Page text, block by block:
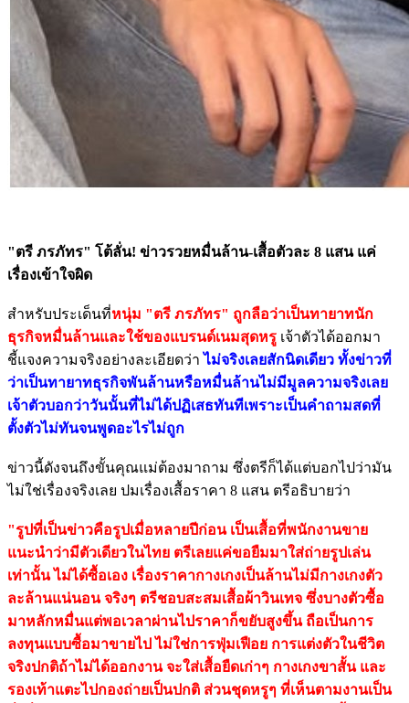
"ตรี ภรภัทร" โต้ลั่น! ข่าวรวยหมื่นล้าน-เสื้อตัวละ 8 แสน แค่
เรื่องเข้าใจผิด
สำหรับประเด็นที่หนุ่ม "ตรี ภรภัทร" ถูกลือว่าเป็นทายาทนัก
ธุรกิจหมื่นล้านและใช้ของแบรนด์เนมสุดหรู เจ้าตัวได้ออกมา
ชี้แจงความจริงอย่างละเอียดว่า ไม่จริงเลยสักนิดเดียว ทั้งข่าวที่
ว่าเป็นทายาทธุรกิจพันล้านหรือหมื่นล้านไม่มีมูลความจริงเลย
เจ้าตัวบอกว่าวันนั้นที่ไม่ได้ปฏิเสธทันทีเพราะเป็นคำถามสดที่
ตั้งตัวไม่ทันจนพูดอะไรไม่ถูก
ข่าวนี้ดังจนถึงขั้นคุณแม่ต้องมาถาม ซึ่งตรีก็ได้แต่บอกไปว่ามัน
ไม่ใช่เรื่องจริงเลย ปมเรื่องเสื้อราคา 8 แสน ตรีอธิบายว่า
"รูปที่เป็นข่าวคือรูปเมื่อหลายปีก่อน เป็นเสื้อที่พนักงานขาย
แนะนำว่ามีตัวเดียวในไทย ตรีเลยแค่ขอยืมมาใส่ถ่ายรูปเล่น
เท่านั้น ไม่ได้ซื้อเอง เรื่องราคากางเกงเป็นล้านไม่มีกางเกงตัว
ละล้านแน่นอน จริงๆ ตรีชอบสะสมเสื้อผ้าวินเทจ ซึ่งบางตัวซื้อ
มาหลักหมื่นแต่พอเวลาผ่านไปราคาก็ขยับสูงขึ้น ถือเป็นการ
ลงทุนแบบซื้อมาขายไป ไม่ใช่การฟุ่มเฟือย การแต่งตัวในชีวิต
จริงปกติถ้าไม่ได้ออกงาน จะใส่เสื้อยืดเก่าๆ กางเกงขาสั้น และ
รองเท้าแตะไปกองถ่ายเป็นปกติ ส่วนชุดหรูๆ ที่เห็นตามงานเป็น